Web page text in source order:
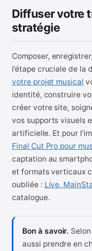
Diffuser votre
stratégie
Composer,
l’étape cruciale de la
votre projet musical
identité, construire
créer votre site,
vos supports visuels
artificielle. Et pour
Final Cut Pro pour
captation au
et formats verticaux
oubliée : Live,
catalogue.
Bon à savoir.
aussi prendre en